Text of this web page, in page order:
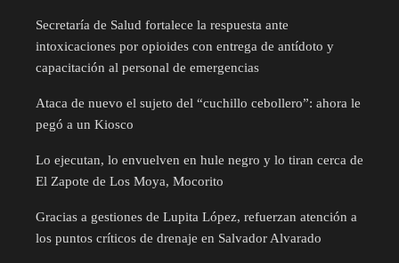
Secretaría de Salud fortalece la respuesta ante
intoxicaciones por opioides con entrega de antídoto y
capacitación al personal de emergencias
Ataca de nuevo el sujeto del “cuchillo cebollero”: ahora le
pegó a un Kiosco
Lo ejecutan, lo envuelven en hule negro y lo tiran cerca de
El Zapote de Los Moya, Mocorito
Gracias a gestiones de Lupita López, refuerzan atención a
los puntos críticos de drenaje en Salvador Alvarado